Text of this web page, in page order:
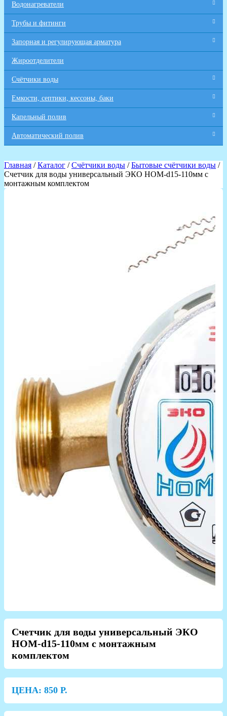
Водонагреватели
Трубы и фитинги
Запорная и регулирующая арматура
Жироотделители
Счётчики воды
Емкости, септики, кессоны, баки
Капельный полив
Автоматический полив
Главная /Каталог /Счётчики воды /Бытовые счётчики воды /
Счетчик для воды универсальный ЭКО НОМ-d15-110мм с
монтажным комплектом
Счетчик для воды универсальный ЭКО
НОМ-d15-110мм с монтажным
комплектом
ЦЕНА: 850 Р.